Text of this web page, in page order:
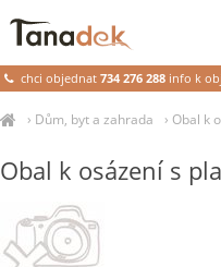
› Dům, byt a zahrada › Obal k
Obal k osázení s
chci objednat734 276 288 info k